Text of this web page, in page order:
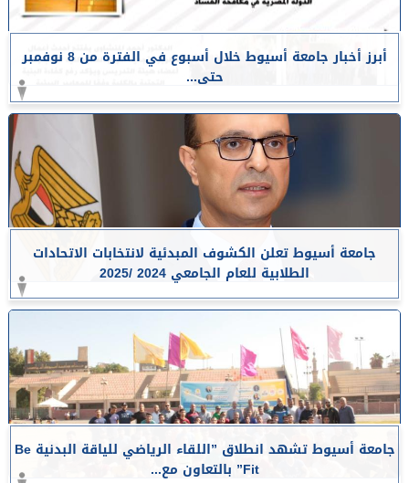
أبرز أخبار جامعة أسيوط خلال أسبوع في الفترة من 8 نوفمبر
حتى...
جامعة أسيوط تعلن الكشوف المبدئية لانتخابات الاتحادات
الطلابية للعام الجامعي 2024 /2025
جامعة أسيوط تشهد انطلاق ”اللقاء الرياضي للياقة البدنية Be
Fit” بالتعاون مع...